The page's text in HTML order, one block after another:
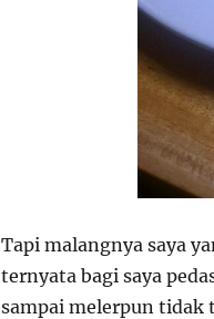
Tapi malangnya saya
ternyata bagi saya
sampai melerpun tidak